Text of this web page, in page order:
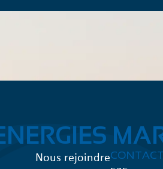
Nous rejoindreCONTACT